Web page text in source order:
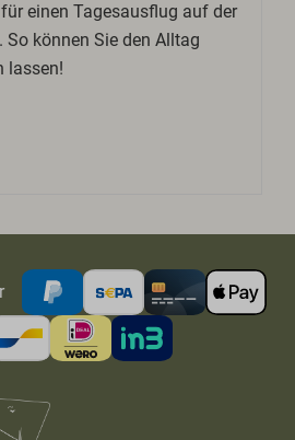
einen Tagesausflug auf der
. So können Sie den Alltag
lassen!